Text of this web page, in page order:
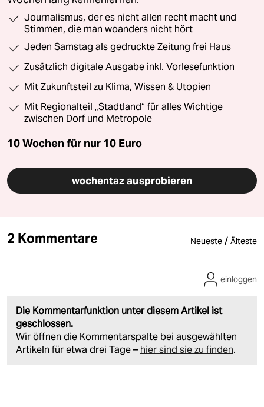
Journalismus, der es nicht allen recht macht und
Stimmen, die man woanders nicht hört
Jeden Samstag als gedruckte Zeitung frei Haus
Zusätzlich digitale Ausgabe inkl. Vorlesefunktion
Mit Zukunftsteil zu Klima, Wissen & Utopien
Mit Regionalteil „Stadtland“ für alles Wichtige
zwischen Dorf und Metropole
10 Wochen für nur 10 Euro
wochentaz ausprobieren
2 Kommentare Neueste / Älteste
Die Kommentarfunktion unter diesem Artikel ist
geschlossen.
Wir öffnen die Kommentarspalte bei ausgewählten
Artikeln für etwa drei Tage – hier sind sie zu finden.
einloggen